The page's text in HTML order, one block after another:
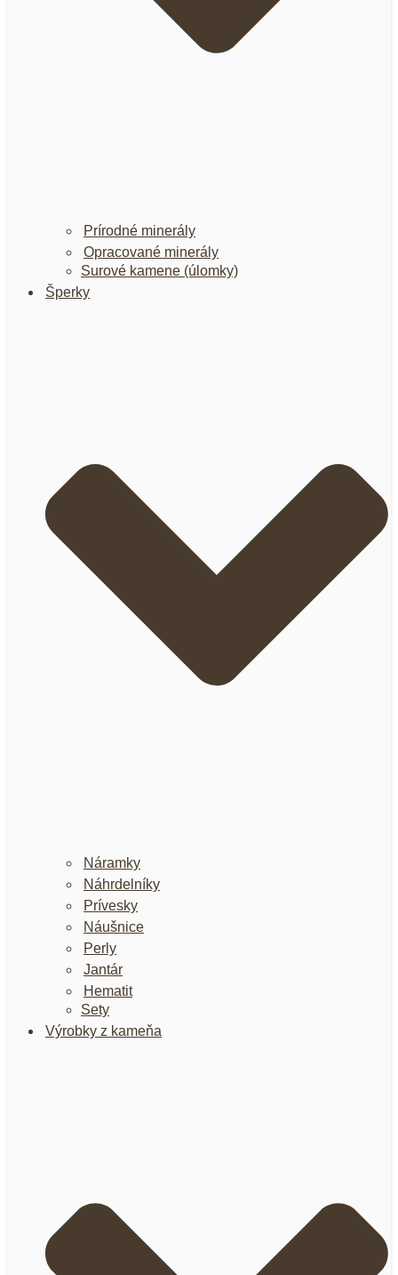
Prírodné minerály
Opracované minerály
Surové kamene (úlomky)
Šperky
Náramky
Náhrdelníky
Prívesky
Náušnice
Perly
Jantár
Hematit
Sety
Výrobky z kameňa